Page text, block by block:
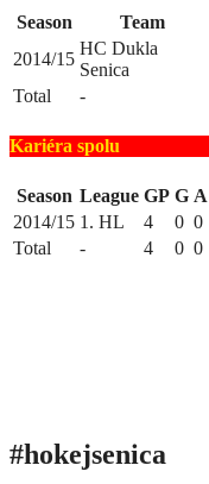
Season Team
2014/15
HC Dukla
Senica
Total
-
Kariéra spolu
Season League GP G A
2014/15 1. HL 4 0 0
Total
- 4 0 0
#hokejsenica